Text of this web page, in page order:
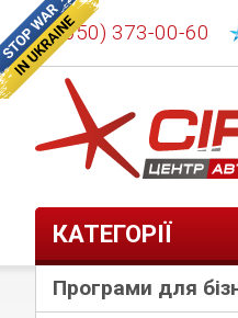
(050) 373-00-60
КАТЕГОРІЇ
Програми для